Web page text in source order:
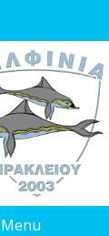
Menu